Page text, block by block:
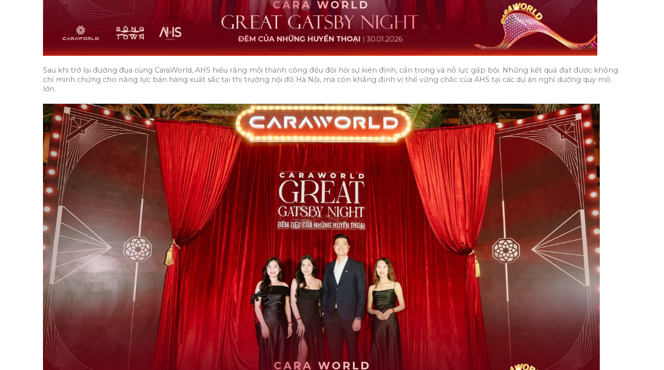
Sau khi trở lại đường đua cùng CaraWorld, AHS hiểu rằng mỗi thành công đều đòi hỏi sự kiên định, cẩn trọng và nỗ lực gấp bội. Những kết quả đạt được không
chỉ minh chứng cho năng lực bán hàng xuất sắc tại thị trường nội đô Hà Nội, mà còn khẳng định vị thế vững chắc của AHS tại các dự án nghỉ dưỡng quy mô
lớn.